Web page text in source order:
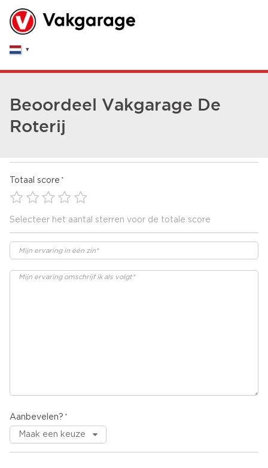
Beoordeel Vakgarage De
Roterij
Totaal score
Selecteer het aantal sterren voor de totale score
Aanbevelen?